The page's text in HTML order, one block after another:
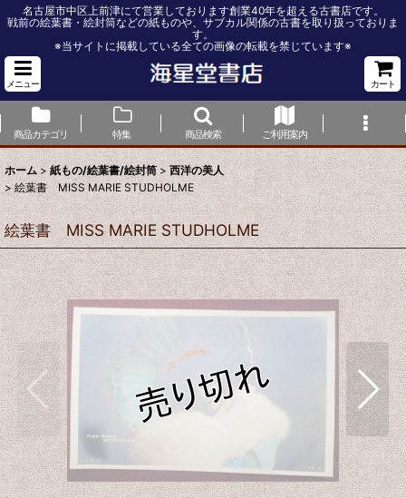
名古屋市中区上前津にて営業しております創業40年を超える古書店です。
戦前の絵葉書・絵封筒などの紙ものや、サブカル関係の古書を取り扱っておりま
す。
※当サイトに掲載している全ての画像の転載を禁じています※
メニュー カート
商品カテゴリ 特集 商品検索 ご利用案内
ホーム > 紙もの/絵葉書/絵封筒 > 西洋の美人
> 絵葉書 MISS MARIE STUDHOLME
絵葉書 MISS MARIE STUDHOLME